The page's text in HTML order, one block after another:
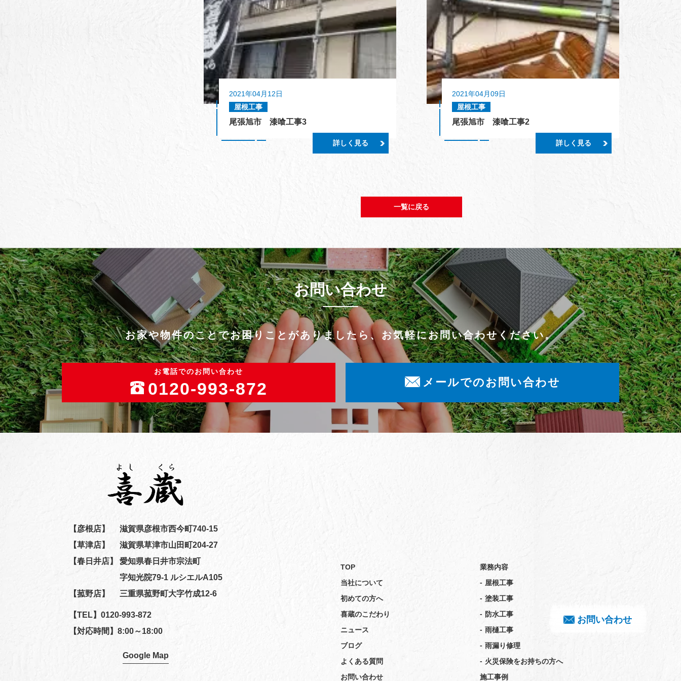
2021年04月12日
屋根工事
尾張旭市 漆喰工事3
詳しく見る
2021年04月09日
屋根工事
尾張旭市 漆喰工事2
詳しく見る
一覧に戻る
お問い合わせ
お家や物件のことでお困りことがありましたら、 お気軽にお問い合わせください。
お電話でのお問い合わせ
0120-993-872 メールでのお問い合わせ
お問い合わせ
【彦根店】
滋賀県彦根市西今町740-15
【草津店】
滋賀県草津市山田町204-27
【春日井店】
愛知県春日井市宗法町
字知光院79-1 ルシエルA105
【菰野店】
三重県菰野町大字竹成12-6
【TEL】 0120-993-872
【対応時間】8:00～18:00
Google Map
TOP
当社について
初めての方へ
喜蔵のこだわり
ニュース
ブログ
よくある質問
お問い合わせ
業務内容
- 屋根工事
- 塗装工事
- 防水工事
- 雨樋工事
- 雨漏り修理
- 火災保険をお持ちの方へ
施工事例